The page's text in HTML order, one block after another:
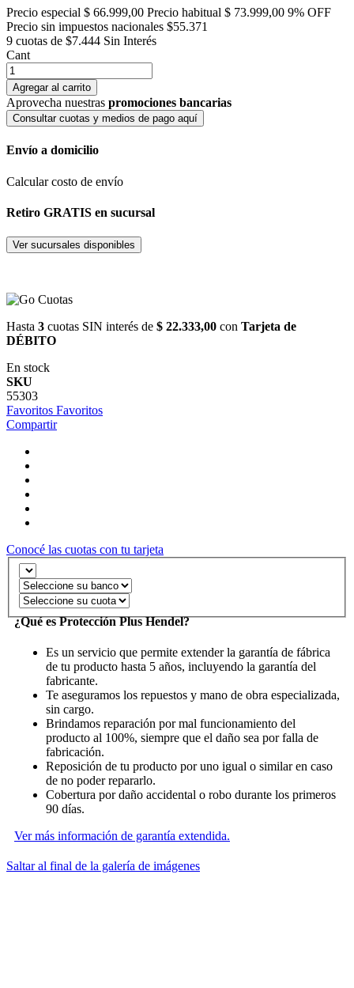
Precio especial $ 66.999,00 Precio habitual $ 73.999,00 9% OFF
Precio sin impuestos nacionales $55.371
9 cuotas de $7.444 Sin Interés
Cant
Agregar al carrito
Aprovecha nuestras promociones bancarias
Consultar cuotas y medios de pago aquí
Envío a domicilio
Calcular costo de envío
Retiro GRATIS en sucursal
Ver sucursales disponibles
Hasta 3 cuotas SIN interés de $ 22.333,00 con Tarjeta de
DÉBITO
En stock
SKU
55303
Favoritos Favoritos
Compartir
Conocé las cuotas con tu tarjeta
¿Qué es Protección Plus Hendel?
Es un servicio que permite extender la garantía de fábrica
de tu producto hasta 5 años, incluyendo la garantía del
fabricante.
Te aseguramos los repuestos y mano de obra especializada,
sin cargo.
Brindamos reparación por mal funcionamiento del
producto al 100%, siempre que el daño sea por falla de
fabricación.
Reposición de tu producto por uno igual o similar en caso
de no poder repararlo.
Cobertura por daño accidental o robo durante los primeros
90 días.
Ver más información de garantía extendida.
Saltar al final de la galería de imágenes